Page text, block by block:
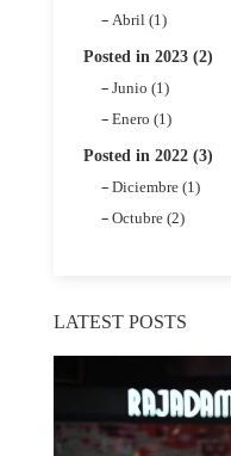
Abril (1)
Posted in 2023 (2)
Junio (1)
Enero (1)
Posted in 2022 (3)
Diciembre (1)
Octubre (2)
LATEST POSTS